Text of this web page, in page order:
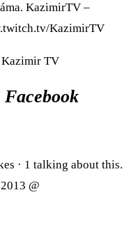
KazimirTV –
KazimirTV
Kazimir TV
· 1 talking about this.
@